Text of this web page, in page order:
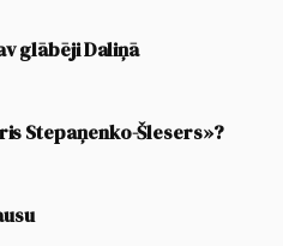
glābēji Daliņā
Stepaņenko-Šlesers»?